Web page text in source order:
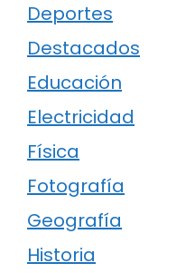
Deportes
Destacados
Educación
Electricidad
Física
Fotografía
Geografía
Historia